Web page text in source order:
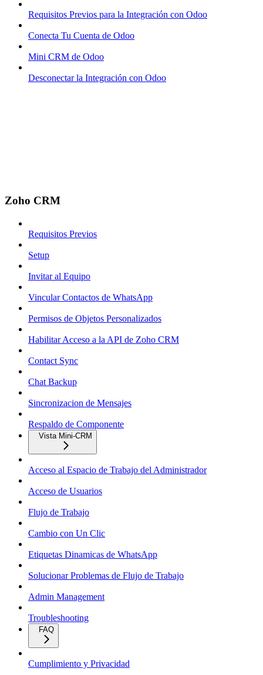
Requisitos Previos para la Integración con Odoo
Conecta Tu Cuenta de Odoo
Mini CRM de Odoo
Desconectar la Integración con Odoo
Zoho CRM
Requisitos Previos
Setup
Invitar al Equipo
Vincular Contactos de WhatsApp
Permisos de Objetos Personalizados
Habilitar Acceso a la API de Zoho CRM
Contact Sync
Chat Backup
Sincronizacion de Mensajes
Respaldo de Componente
Vista Mini-CRM
Acceso al Espacio de Trabajo del Administrador
Acceso de Usuarios
Flujo de Trabajo
Cambio con Un Clic
Etiquetas Dinamicas de WhatsApp
Solucionar Problemas de Flujo de Trabajo
Admin Management
Troubleshooting
FAQ
Cumplimiento y Privacidad